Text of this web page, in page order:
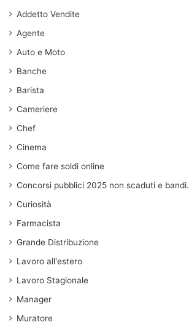
Addetto Vendite
Agente
Auto e Moto
Banche
Barista
Cameriere
Chef
Cinema
Come fare soldi online
Concorsi pubblici 2025 non scaduti e bandi.
Curiosità
Farmacista
Grande Distribuzione
Lavoro all'estero
Lavoro Stagionale
Manager
Muratore